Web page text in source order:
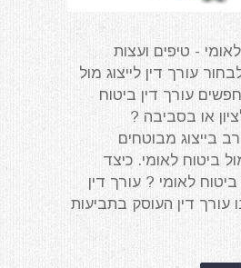
- טיפים ועצות
עורך דין לייצוג מול
עורך דין ביטוח
או בסביבה ?
בייצוג מבוטחים
ביטוח לאומי. כיצד
לאומי ? עורך דין
עורך דין העוסק בתביעות